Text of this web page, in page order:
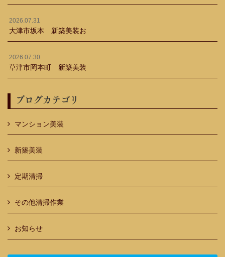
2026.07.31
大津市坂本 新築美装お
2026.07.30
草津市岡本町 新築美装
ブログカテゴリ
マンション美装
新築美装
定期清掃
その他清掃作業
お知らせ